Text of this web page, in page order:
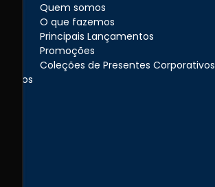
Quem somos
O que fazemos
Principais Lançamentos
Promoções
Coleções de Presentes Corporativos